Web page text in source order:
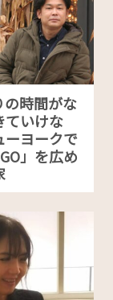
の時間がな
ていけな
ーヨークで
」を広め